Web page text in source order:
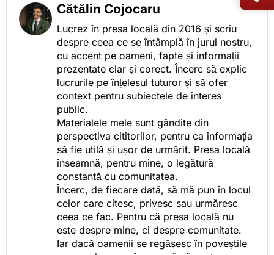
Cătălin Cojocaru
Lucrez în presa locală din 2016 și scriu
despre ceea ce se întâmplă în jurul nostru,
cu accent pe oameni, fapte și informații
prezentate clar și corect. Încerc să explic
lucrurile pe înțelesul tuturor și să ofer
context pentru subiectele de interes
public.
Materialele mele sunt gândite din
perspectiva cititorilor, pentru ca informația
să fie utilă și ușor de urmărit. Presa locală
înseamnă, pentru mine, o legătură
constantă cu comunitatea.
Încerc, de fiecare dată, să mă pun în locul
celor care citesc, privesc sau urmăresc
ceea ce fac. Pentru că presa locală nu
este despre mine, ci despre comunitate.
Iar dacă oamenii se regăsesc în poveștile